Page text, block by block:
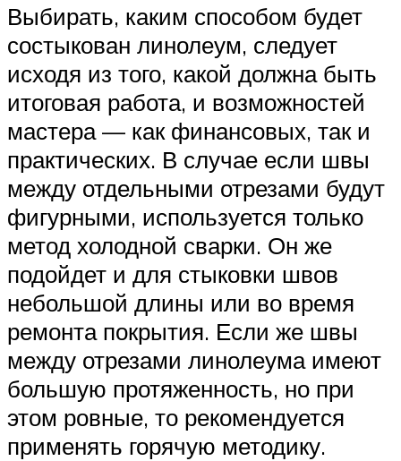
Выбирать, каким способом будет
состыкован линолеум, следует
исходя из того, какой должна быть
итоговая работа, и возможностей
мастера — как финансовых, так и
практических. В случае если швы
между отдельными отрезами будут
фигурными, используется только
метод холодной сварки. Он же
подойдет и для стыковки швов
небольшой длины или во время
ремонта покрытия. Если же швы
между отрезами линолеума имеют
большую протяженность, но при
этом ровные, то рекомендуется
применять горячую методику.